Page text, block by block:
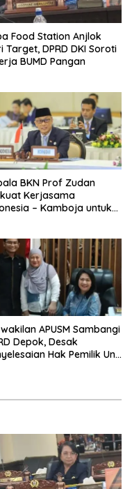
Food Station Anjlok
Target, DPRD DKI Soroti
BUMD Pangan
BKN Prof Zudan
Kerjasama
– Kamboja untuk
APUSM Sambangi
Depok, Desak
Hak Pemilik Unit